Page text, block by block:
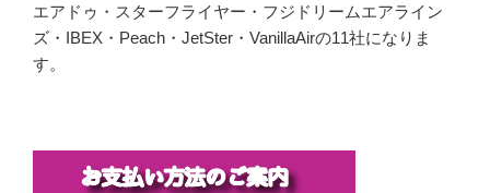
エアドゥ・スターフライヤー・フジドリームエアライン
ズ・IBEX・Peach・JetSter・VanillaAirの11社になりま
す。